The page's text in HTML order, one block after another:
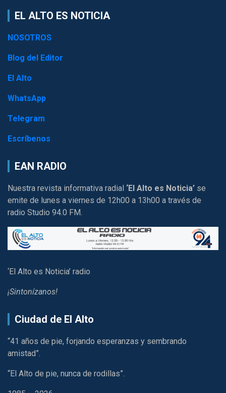
EL ALTO ES NOTICIA
NOSOTROS
Blog del Editor
El Alto
WhatsApp
Telegram
Escríbenos
EAN RADIO
Nuestra revista informativa radial ‘El Alto es Noticia’ se
emite de lunes a viernes de 12h00 a 13h00 a través de
radio Studio 94.0 FM.
‘El Alto es Noticia’ radio
¡Sintonízanos!
Ciudad de El Alto
“41 años de pie, forjando esperanzas y sembrando
amistad”.
“El Alto de pie, nunca de rodillas”.